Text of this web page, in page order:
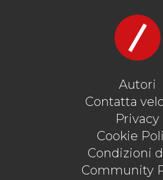
Autori
Contatta
Privacy
Cookie
Condizioni
Community